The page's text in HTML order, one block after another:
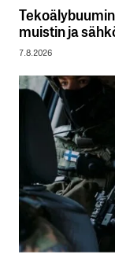
muistin ja
7.8.2026